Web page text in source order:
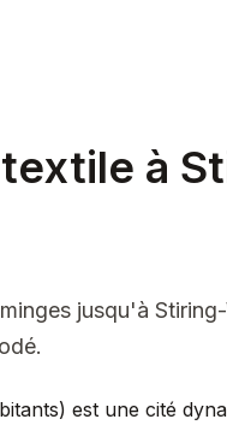
à
jusqu'à
est une cité